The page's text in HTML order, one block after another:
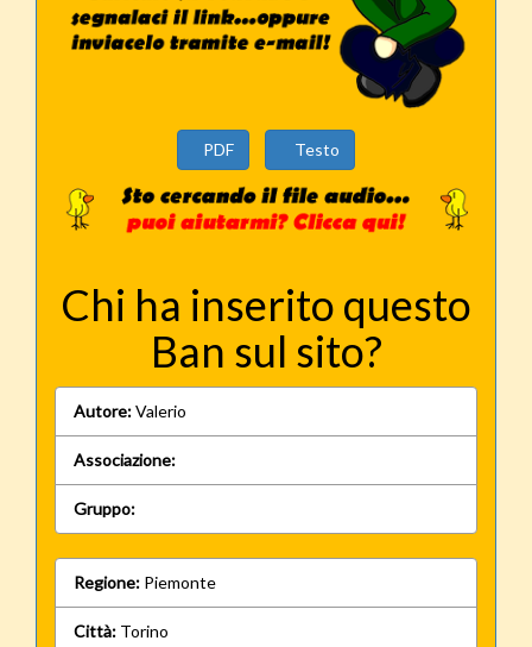
PDF Testo
Chi ha inserito questo
Ban sul sito?
Autore:Valerio
Associazione:
Gruppo:
Regione: Piemonte
Città: Torino